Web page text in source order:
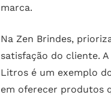
marca.
Na Zen Brindes,
satisfação do cliente. A
Litros é um exemplo
em oferecer produtos